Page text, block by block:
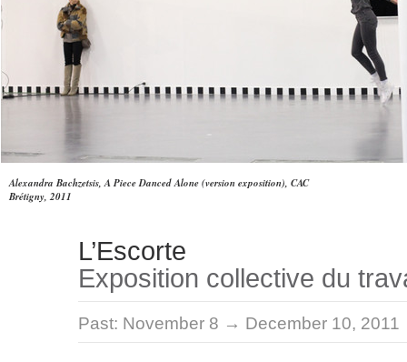
Alexandra Bachzetsis, A Piece Danced Alone (version exposition), CAC
Brétigny, 2011
L’Escorte
Exposition collective du
Past: November 8 → December 10, 2011